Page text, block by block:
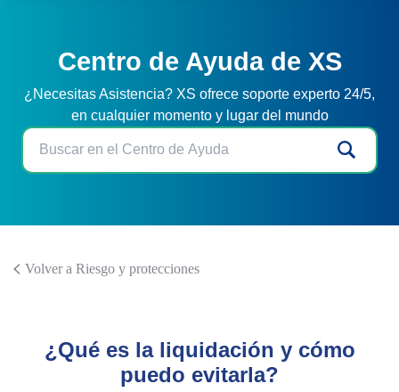
Centro de Ayuda de XS
¿Necesitas Asistencia? XS ofrece soporte experto 24/5,
en cualquier momento y lugar del mundo
Volver a Riesgo y protecciones
¿Qué es la liquidación y cómo
puedo evitarla?